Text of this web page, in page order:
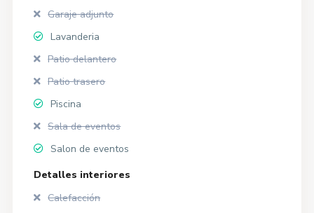
Garaje adjunto
Lavanderia
Patio delantero
Patio trasero
Piscina
Sala de eventos
Salon de eventos
Detalles interiores
Calefacción